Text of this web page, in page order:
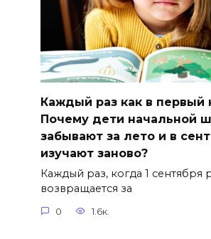
Каждый раз как в первый
Почему дети начальной
забывают за лето и в
изучают заново?
Каждый раз, когда 1 сентября
возвращается за
0 1.6к.